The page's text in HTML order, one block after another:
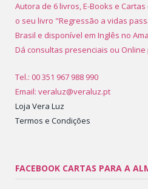
Autora de 6 livros, E-Books e
o seu livro "Regressão a vidas
Brasil e disponível em Inglês no
Dá consultas presenciais ou
Tel.: 00 351 967 988 990
Email: veraluz@veraluz.pt
Loja Vera Luz
Termos e Condições
FACEBOOK CARTAS PARA A